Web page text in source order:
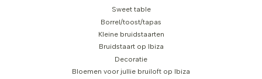
Sweet table
Borrel/toost/tapas
Kleine bruidstaarten
Bruidstaart op Ibiza
Decoratie
Bloemen voor jullie bruiloft op Ibiza